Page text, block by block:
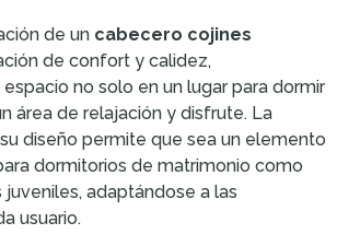
de un cabecero cojines
de confort y calidez,
no solo en un lugar para dormir
área de relajación y disfrute. La
diseño permite que sea un elemento
dormitorios de matrimonio como
adaptándose a las
usuario.